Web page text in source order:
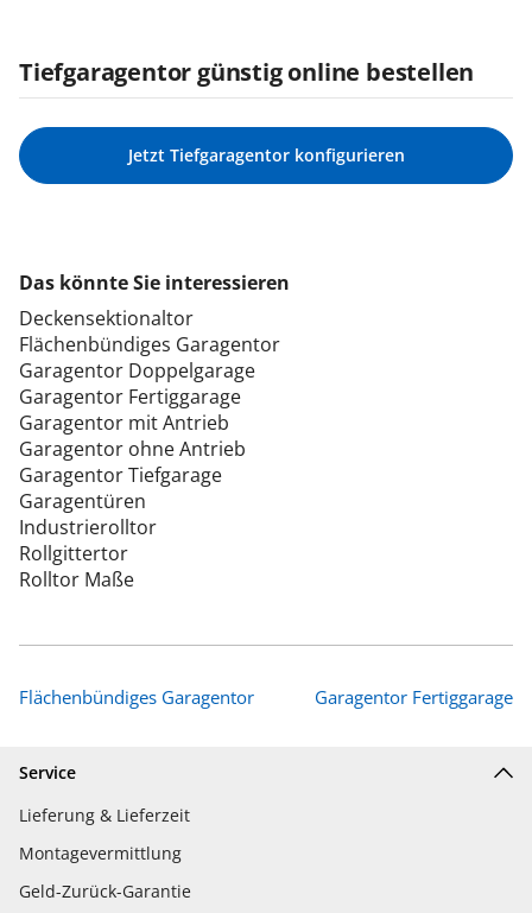
Tiefgaragentor günstig online bestellen
Jetzt Tiefgaragentor konfigurieren
Das könnte Sie interessieren
Deckensektionaltor
Flächenbündiges Garagentor
Garagentor Doppelgarage
Garagentor Fertiggarage
Garagentor mit Antrieb
Garagentor ohne Antrieb
Garagentor Tiefgarage
Garagentüren
Industrierolltor
Rollgittertor
Rolltor Maße
Flächenbündiges Garagentor Garagentor Fertiggarage
Service
Lieferung & Lieferzeit
Montagevermittlung
Geld-Zurück-Garantie